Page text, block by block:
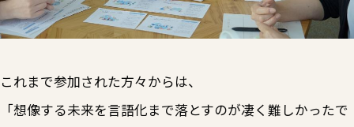
これまで参加された方々からは、
「想像する未来を言語化まで落とすのが凄く難しかったで